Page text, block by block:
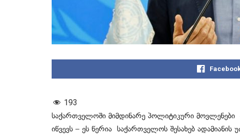
193
საქართველოში მიმდინარე პოლიტიკური
იწვევს – ეს წერია საქართველოს შესახებ